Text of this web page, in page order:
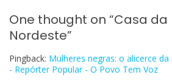
One thought on “Casa da
Nordeste”
Pingback: Mulheres negras: o alicerce
- Repórter Popular - O Povo Tem Voz